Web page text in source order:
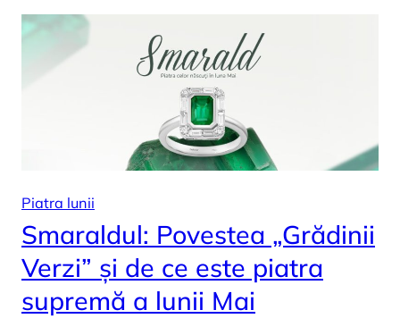
Piatra lunii
Smaraldul: Povestea „Grădinii
Verzi” și de ce este piatra
supremă a lunii Mai